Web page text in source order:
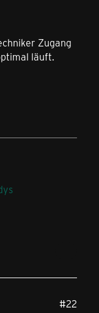
Zugang
läuft.
#22